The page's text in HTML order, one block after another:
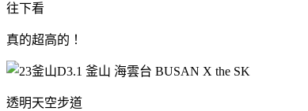
往下看
真的超高的！
透明天空步道